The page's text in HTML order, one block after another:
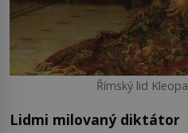
Římský lid
Lidmi milovaný diktátor